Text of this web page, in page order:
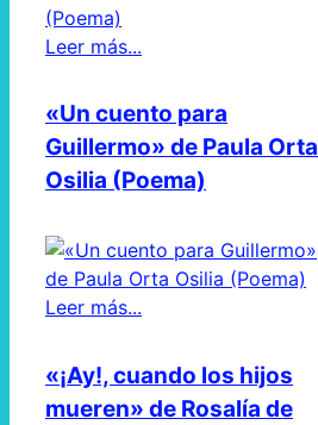
Leer más...
«Un cuento para
Guillermo» de Paula Orta
Osilia (Poema)
Leer más...
«¡Ay!, cuando los hijos
mueren» de Rosalía de